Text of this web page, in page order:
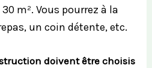
m². Vous pourrez à la
un coin détente, etc.
doivent être choisis